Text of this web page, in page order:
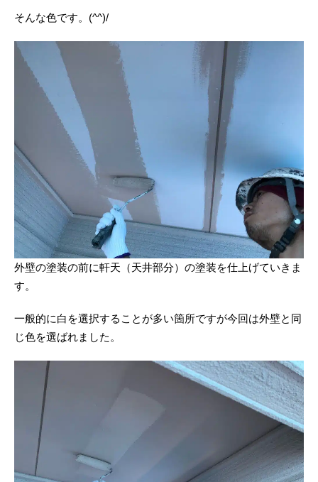
そんな色です。(^^)/
外壁の塗装の前に軒天（天井部分）の塗装を仕上げていきま
す。
一般的に白を選択することが多い箇所ですが今回は外壁と同
じ色を選ばれました。